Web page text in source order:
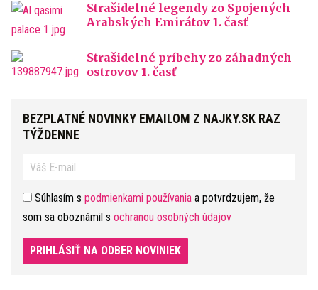
Strašidelné legendy zo Spojených
Arabských Emirátov 1. časť
Strašidelné príbehy zo záhadných
ostrovov 1. časť
BEZPLATNÉ NOVINKY EMAILOM Z NAJKY.SK RAZ
TÝŽDENNE
Súhlasím s podmienkami používania a potvrdzujem, že
som sa oboznámil s ochranou osobných údajov
PRIHLÁSIŤ NA ODBER NOVINIEK